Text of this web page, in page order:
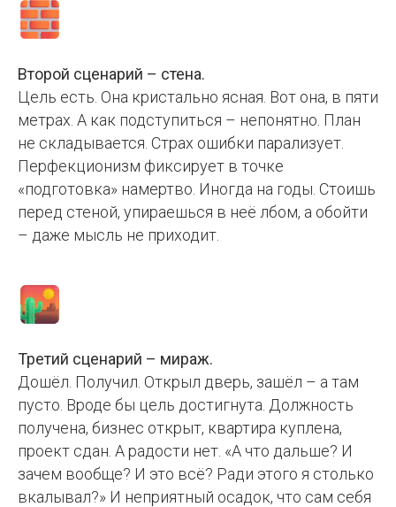
Второй сценарий – стена.
Цель есть. Она кристально ясная. Вот она, в пяти
метрах. А как подступиться – непонятно. План
не складывается. Страх ошибки парализует.
Перфекционизм фиксирует в точке
«подготовка» намертво. Иногда на годы. Стоишь
перед стеной, упираешься в неё лбом, а обойти
– даже мысль не приходит.
Третий сценарий – мираж.
Дошёл. Получил. Открыл дверь, зашёл – а там
пусто. Вроде бы цель достигнута. Должность
получена, бизнес открыт, квартира куплена,
проект сдан. А радости нет. «А что дальше? И
зачем вообще? И это всё? Ради этого я столько
вкалывал?» И неприятный осадок, что сам себя